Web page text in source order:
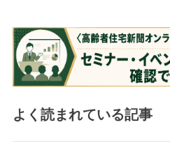
よく読まれている記事